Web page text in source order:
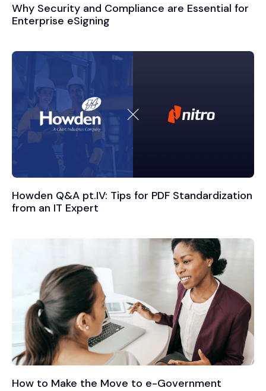
Why Security and Compliance are Essential for
Enterprise eSigning
Howden Q&A pt.IV: Tips for PDF Standardization
from an IT Expert
How to Make the Move to e-Government